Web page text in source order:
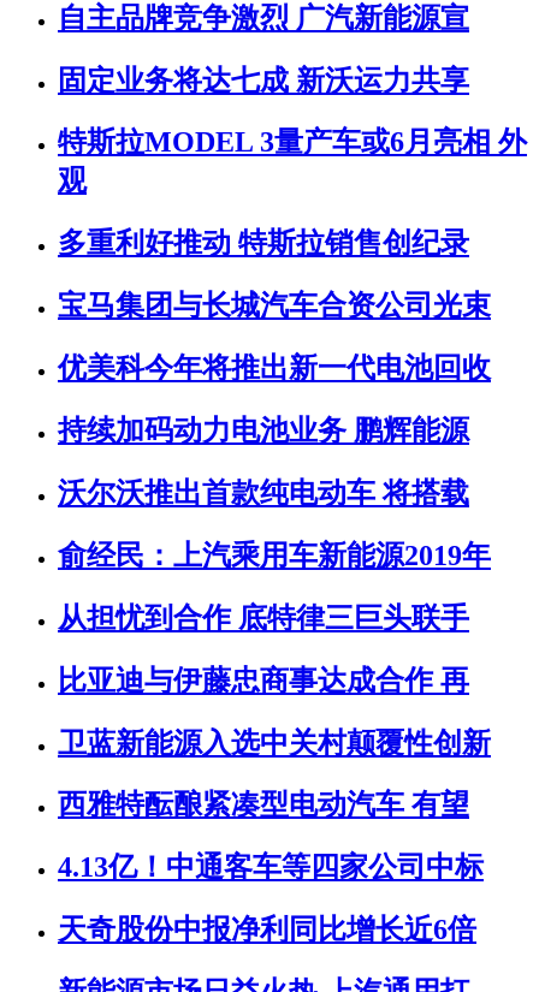
自主品牌竞争激烈 广汽新能源宣
固定业务将达七成 新沃运力共享
特斯拉MODEL 3量产车或6月亮相 外
观
多重利好推动 特斯拉销售创纪录
宝马集团与长城汽车合资公司光束
优美科今年将推出新一代电池回收
持续加码动力电池业务 鹏辉能源
沃尔沃推出首款纯电动车 将搭载
俞经民：上汽乘用车新能源2019年
从担忧到合作 底特律三巨头联手
比亚迪与伊藤忠商事达成合作 再
卫蓝新能源入选中关村颠覆性创新
西雅特酝酿紧凑型电动汽车 有望
4.13亿！中通客车等四家公司中标
天奇股份中报净利同比增长近6倍